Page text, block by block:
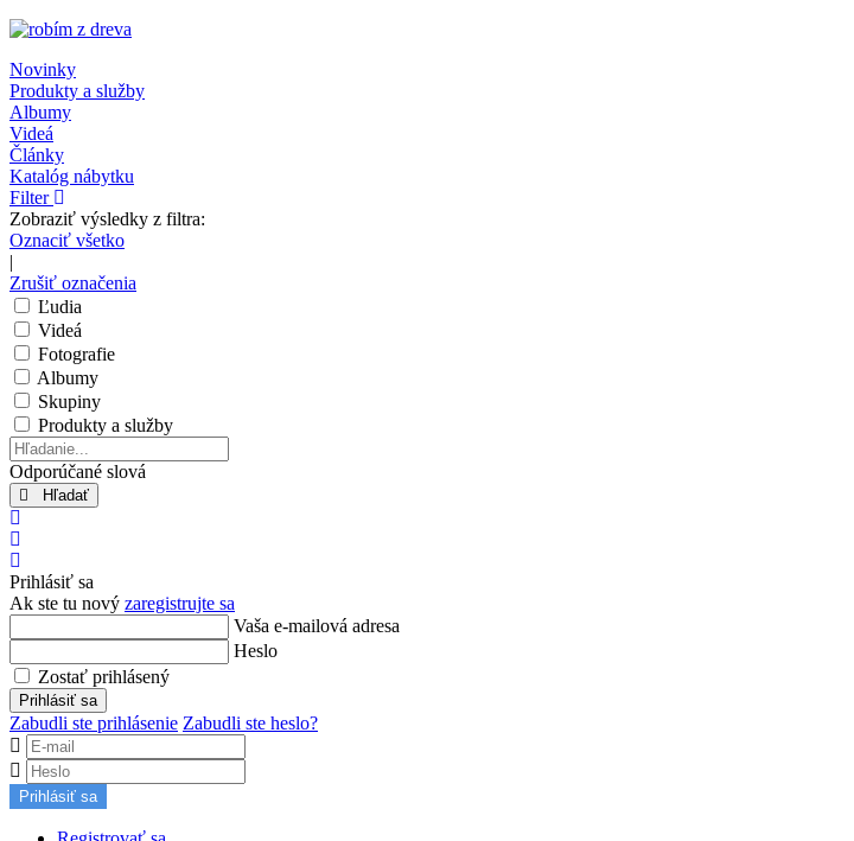
Novinky
Produkty a služby
Albumy
Videá
Články
Katalóg nábytku
Filter
Zobraziť výsledky z filtra:
Oznaciť všetko
|
Zrušiť označenia
Ľudia
Videá
Fotografie
Albumy
Skupiny
Produkty a služby
Hľadanie...
Odporúčané slová
Hľadať
sa
Prihlásiť sa
Ak ste tu nový zaregistrujte sa
Vaša e-mailová adresa
Heslo
Zostať prihlásený
Prihlásiť sa
Zabudli ste prihlásenie Zabudli ste heslo?
Prihlásiť sa